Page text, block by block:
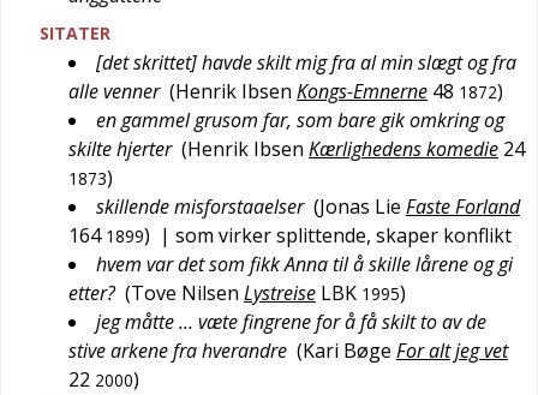
SITATER
[det skrittet] havde skilt mig fra al min slægt og fra
alle venner (Henrik Ibsen Kongs-Emnerne 48 1872)
en gammel grusom far, som bare gik omkring og
skilte hjerter (Henrik Ibsen Kærlighedens komedie 24
1873)
skillende misforstaaelser (Jonas Lie Faste Forland
164 1899) | som virker splittende, skaper konflikt
hvem var det som fikk Anna til å skille lårene og gi
etter? (Tove Nilsen Lystreise LBK 1995)
jeg måtte … væte fingrene for å få skilt to av de
stive arkene fra hverandre (Kari Bøge For alt jeg vet
22 2000)